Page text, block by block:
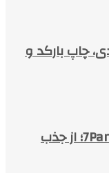
چاپ بارکد و
خدمات شبکه‌های اجتماعی 7Panel؛ از جذب